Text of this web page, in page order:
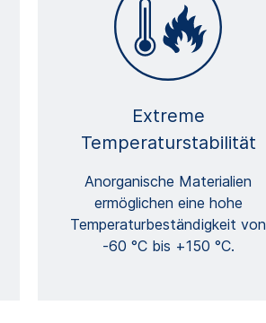
Extreme
Temperaturstabilität
Anorganische Materialien
ermöglichen eine hohe
Temperaturbeständigkeit von
-60 °C bis +150 °C.